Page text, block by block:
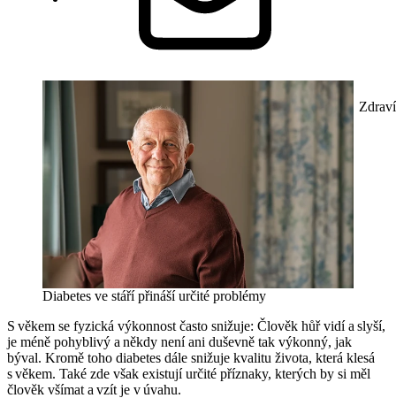
Zdraví
Diabetes ve stáří přináší určité problémy
S věkem se fyzická výkonnost často snižuje: Člověk hůř vidí a slyší,
je méně pohyblivý a někdy není ani duševně tak výkonný, jak
býval. Kromě toho diabetes dále snižuje kvalitu života, která klesá
s věkem. Také zde však existují určité příznaky, kterých by si měl
člověk všímat a vzít je v úvahu.